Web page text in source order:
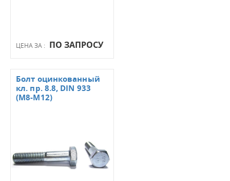
ЦЕНА ЗА : ПО ЗАПРОСУ
Болт оцинкованный
кл. пр. 8.8, DIN 933
(М8-М12)